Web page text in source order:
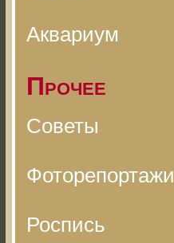
Аквариум
Прочее
Советы
Фоторепортажи
Роспись